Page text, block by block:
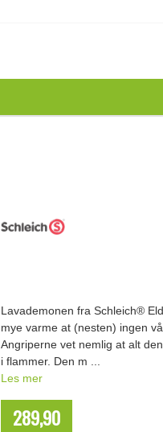
Lavademonen fra Schleich®
mye varme at (nesten) ingen
Angriperne vet nemlig at alt
i flammer. Den m ...
Les mer
289,90